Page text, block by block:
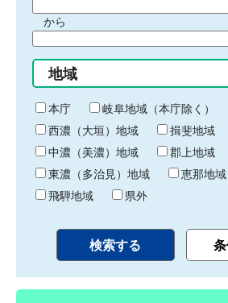
間
始
り
から
間
終
わ
り
地域
本庁
岐阜地域（本庁除く）
西濃（大垣）地域
揖斐地域
中濃（美濃）地域
郡上地域
東濃（多治見）地域
恵那地域
飛騨地域
県外